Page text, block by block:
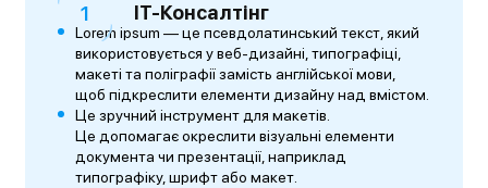
IT-Консалтінг
Lorem ipsum — це псевдолатинський текст, який
використовується у веб-дизайні, типографіці,
макеті та поліграфії замість англійської мови,
щоб підкреслити елементи дизайну над вмістом.
Це зручний інструмент для макетів.
Це допомагає окреслити візуальні елементи
документа чи презентації, наприклад
типографіку, шрифт або макет.